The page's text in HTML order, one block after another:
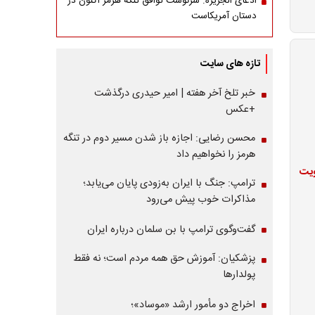
دستان آمریکاست
تازه های سایت
خبر تلخ آخر هفته | امیر حیدری درگذشت
+عکس
محسن رضایی: اجازه باز شدن مسیر دوم در تنگه
هرمز را نخواهیم داد
ترامپ: جنگ با ایران به‌زودی پایان می‌یابد؛
مذاکرات خوب پیش می‌رود
گفت‌وگوی ترامپ با بن سلمان درباره ایران
پزشکیان: آموزش حق همه مردم است؛ نه فقط
پولدارها
اخراج دو مأمور ارشد «موساد»؛